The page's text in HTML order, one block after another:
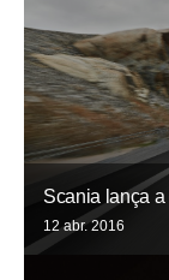
Scania lança
12 abr. 2016